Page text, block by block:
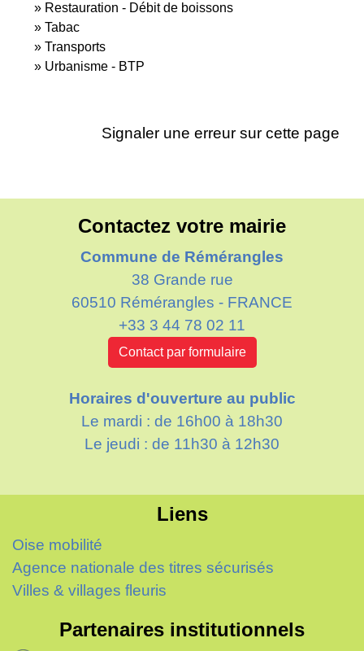
Restauration - Débit de boissons
Tabac
Transports
Urbanisme - BTP
Signaler une erreur sur cette page
Contactez votre mairie
Commune de Rémérangles
38 Grande rue
60510 Rémérangles - FRANCE
+33 3 44 78 02 11
Contact par formulaire
Horaires d'ouverture au public
Le mardi : de 16h00 à 18h30
Le jeudi : de 11h30 à 12h30
Liens
Oise mobilité
Agence nationale des titres sécurisés
Villes & villages fleuris
Partenaires institutionnels